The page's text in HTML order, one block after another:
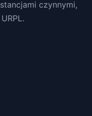
czynnymi,